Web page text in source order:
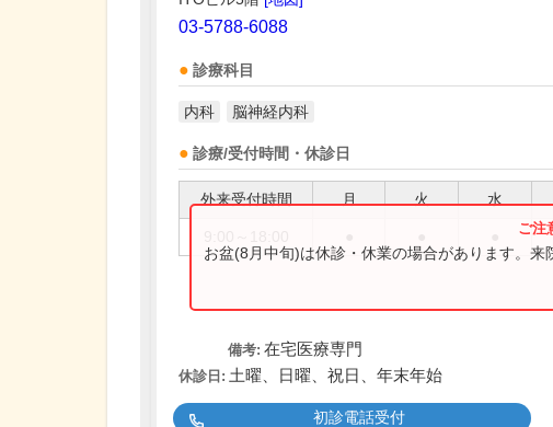
03-5788-6088
診療科目
内科 脳神経内科
診療/受付時間・休診日
外来受付時間 月 火 水
お盆(8月中旬)は休診・休業の場合があります。来
備考: 在宅医療専門
休診日: 土曜、日曜、祝日、年末年始
初診電話受付